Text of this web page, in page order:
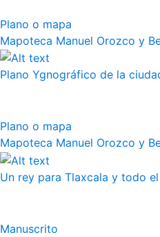
Plano o mapa
Mapoteca Manuel Orozco y
Plano Ygnográfico de la
Plano o mapa
Mapoteca Manuel Orozco y
Un rey para Tlaxcala y todo
Manuscrito